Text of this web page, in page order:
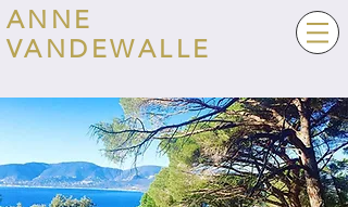
ANNE
VANDEWALLE